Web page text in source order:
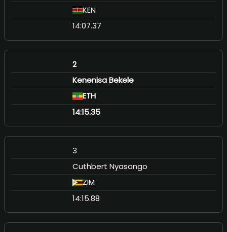
KEN
14:07.37
2
Kenenisa Bekele
ETH
14:15.35
3
Cuthbert Nyasango
ZIM
14:15.88